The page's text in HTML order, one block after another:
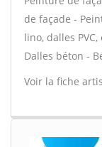
de façade -
lino, dalles
Dalles béton -
Voir la fiche